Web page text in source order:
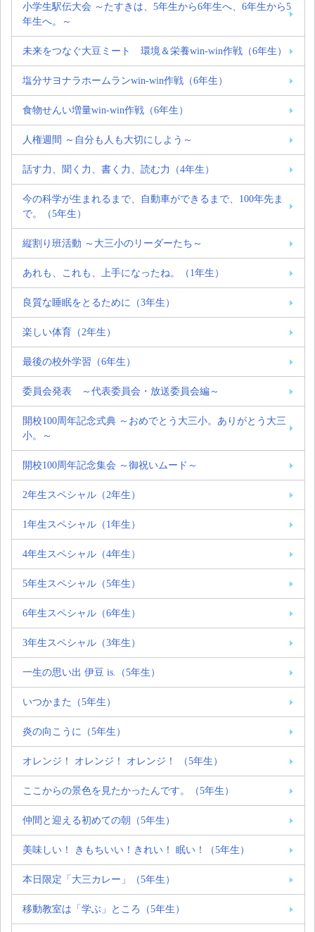
小学生駅伝大会 ～たすきは、5年生から6年生へ、6年生から5
年生へ。～
未来をつなぐ大豆ミート 環境＆栄養win-win作戦（6年生）
塩分サヨナラホームランwin-win作戦（6年生）
食物せんい増量win-win作戦（6年生）
人権週間 ～自分も人も大切にしよう～
話す力、聞く力、書く力、読む力（4年生）
今の科学が生まれるまで、自動車ができるまで、100年先ま
で。（5年生）
縦割り班活動 ～大三小のリーダーたち～
あれも、これも、上手になったね。（1年生）
良質な睡眠をとるために（3年生）
楽しい体育（2年生）
最後の校外学習（6年生）
委員会発表 ～代表委員会・放送委員会編～
開校100周年記念式典 ～おめでとう大三小。ありがとう大三
小。～
開校100周年記念集会 ～御祝いムード～
2年生スペシャル（2年生）
1年生スペシャル（1年生）
4年生スペシャル（4年生）
5年生スペシャル（5年生）
6年生スペシャル（6年生）
3年生スペシャル（3年生）
一生の思い出 伊豆 is.（5年生）
いつかまた（5年生）
炎の向こうに（5年生）
オレンジ！ オレンジ！ オレンジ！ （5年生）
ここからの景色を見たかったんです。（5年生）
仲間と迎える初めての朝（5年生）
美味しい！ きもちいい！きれい！ 眠い！（5年生）
本日限定「大三カレー」（5年生）
移動教室は「学ぶ」ところ（5年生）